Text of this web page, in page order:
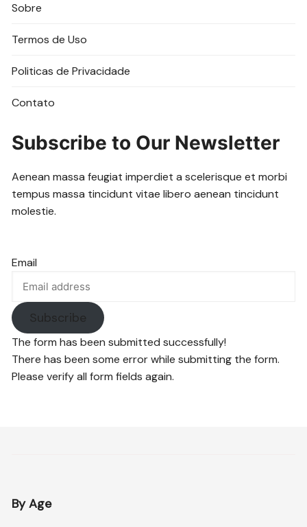
Sobre
Termos de Uso
Politicas de Privacidade
Contato
Subscribe to Our Newsletter
Aenean massa feugiat imperdiet a scelerisque et morbi
tempus massa tincidunt vitae libero aenean tincidunt
molestie.
Email
Subscribe
The form has been submitted successfully!
There has been some error while submitting the form.
Please verify all form fields again.
By Age